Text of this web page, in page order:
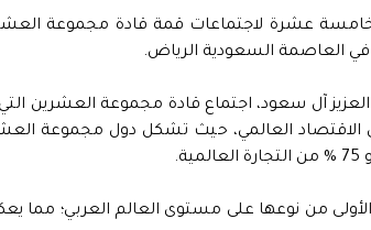
عشرة لاجتماعات قمة قادة مجموعة
آل سعود، اجتماع قادة مجموعة العشرين
الاقتصاد العالمي، حيث تشكل دول مجموعة
من نوعها على مستوى العالم العربي؛ مما